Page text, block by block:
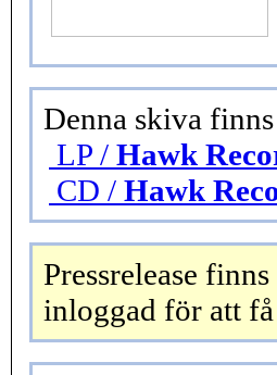
Denna skiva
LP / Hawk
CD / Hawk
Pressrelease
inloggad för att